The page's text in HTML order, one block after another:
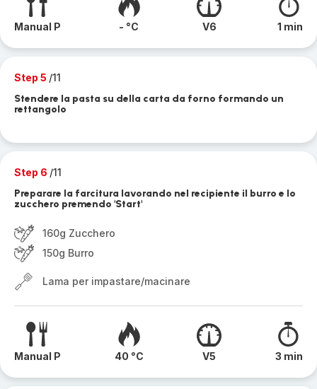
Manual P - °C V6 1 min
Step 5 /11
Stendere la pasta su della carta da forno formando un
rettangolo
Step 6 /11
Preparare la farcitura lavorando nel recipiente il burro e lo
zucchero premendo 'Start'
160g Zucchero
150g Burro
Lama per impastare/macinare
Manual P 40 °C V5 3 min